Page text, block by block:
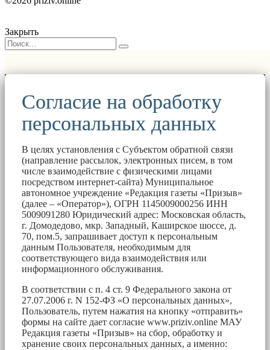
Закрыть
Согласие на обработку
персональных данных
В целях установления с Субъектом обратной связи
(направление рассылок, электронных писем, в том
числе взаимодействие с физическими лицами
посредством интернет-сайта) Муниципальное
автономное учреждение «Редакция газеты «Призыв»
(далее – «Оператор»), ОГРН 1145009000256 ИНН
5009091280 Юридический адрес: Московская область,
г. Домодедово, мкр. Западный, Каширское шоссе, д.
70, пом.5, запрашивает доступ к персональным
данным Пользователя, необходимым для
соответствующего вида взаимодействия или
информационного обслуживания.
В соответствии с п. 4 ст. 9 Федерального закона от
27.07.2006 г. N 152-ФЗ «О персональных данных»,
Пользователь, путем нажатия на кнопку «отправить»
формы на сайте дает согласие www.priziv.online МАУ
Редакция газеты «Призыв» на сбор, обработку и
хранение своих персональных данных, а именно: